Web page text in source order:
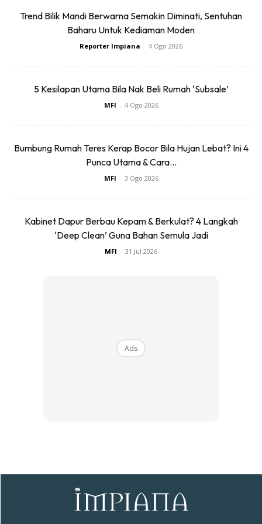
SHOPEE MY
Wireless
Headphone
RM80.5RM74.06
SHOPEE MY
Amgras Stroller
Fan Rechargeable
9 L...
RM101.47RM58.4
Trend Bilik Mandi Berwarna Semakin Diminati, Sentuhan
Baharu Untuk Kediaman Moden
Reporter Impiana - 4 Ogo 2026
5 Kesilapan Utama Bila Nak Beli Rumah ‘Subsale’
MFI - 4 Ogo 2026
Bumbung Rumah Teres Kerap Bocor Bila Hujan Lebat? Ini 4
Punca Utama & Cara...
MFI - 3 Ogo 2026
Kabinet Dapur Berbau Kepam & Berkulat? 4 Langkah
‘Deep Clean’ Guna Bahan Semula Jadi
MFI - 31 Jul 2026
Ads